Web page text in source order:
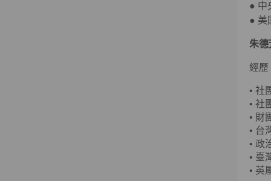
● 中
● 美
朱
經歷
• 社
• 社
• 財
• 台
• 政
• 臺
• 英